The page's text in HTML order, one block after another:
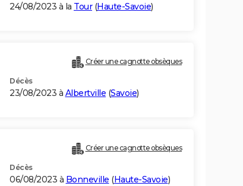
24/08/2023 à la Tour(Haute-Savoie)
Créer une cagnotte obsèques
Décès
23/08/2023 à Albertville (Savoie)
Créer une cagnotte obsèques
Décès
06/08/2023 à Bonneville (Haute-Savoie)